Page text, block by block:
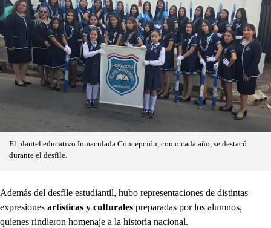
El plantel educativo Inmaculada Concepción, como cada año, se destacó
durante el desfile.
Además del desfile estudiantil, hubo representaciones de distintas
expresiones artísticas y culturales preparadas por los alumnos,
quienes rindieron homenaje a la historia nacional.